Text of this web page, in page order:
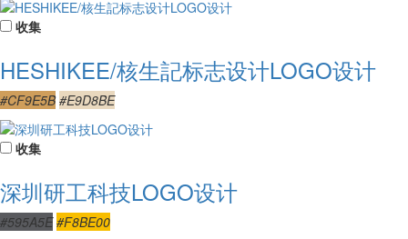
收集
HESHIKEE/核生記标志设计LOGO设计
#CF9E5B #E9D8BE
收集
深圳研工科技LOGO设计
#595A5E #F8BE00